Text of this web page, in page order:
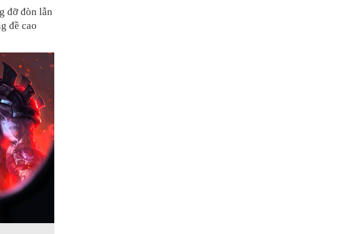
đỡ đòn lẫn
đề cao